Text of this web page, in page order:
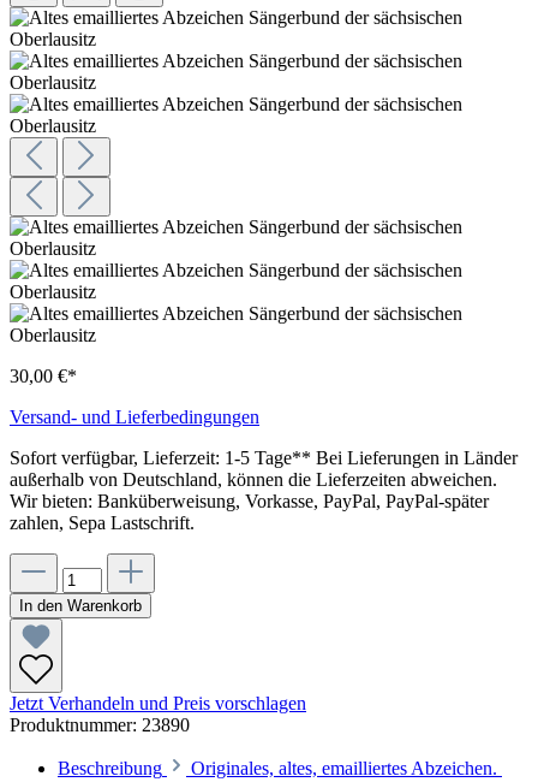
30,00 €*
Versand- und Lieferbedingungen
Sofort verfügbar, Lieferzeit: 1-5 Tage** Bei Lieferungen in Länder
außerhalb von Deutschland, können die Lieferzeiten abweichen.
Wir bieten: Banküberweisung, Vorkasse, PayPal, PayPal-später
zahlen, Sepa Lastschrift.
In den Warenkorb
Jetzt Verhandeln und Preis vorschlagen
Produktnummer: 23890
Beschreibung
Originales, altes, emailliertes Abzeichen.